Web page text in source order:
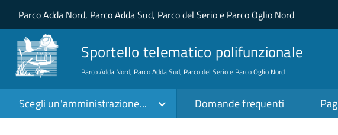
Salta al contenuto principale
Skip to site navigation
Parco Adda Nord, Parco Adda Sud, Parco del Serio e Parco Oglio Nord
Sportello telematico polifunzionale
Parco Adda Nord, Parco Adda Sud, Parco del Serio e Parco Oglio Nord
Scegli un'amministrazione... Domande frequenti